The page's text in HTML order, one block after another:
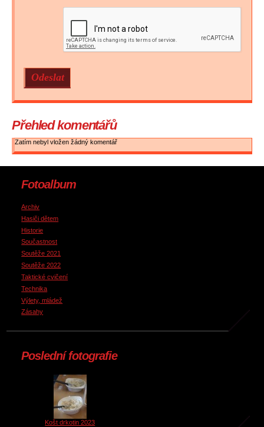
Přehled komentářů
Zatím nebyl vložen žádný komentář
Fotoalbum
Archiv
Hasiči dětem
Historie
Součastnost
Soutěže 2021
Soutěže 2022
Taktické cvičení
Technika
Výlety, mládež
Zásahy
Poslední fotografie
Košt drkotin 2023